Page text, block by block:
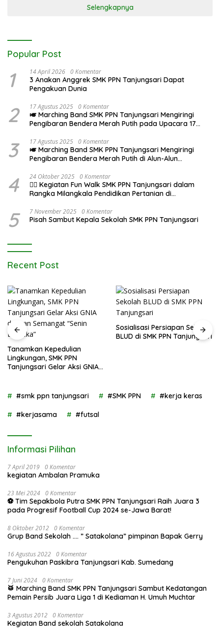
Selengkapnya
Popular Post
1 14 April 2026 0 Komentar
3 Anakan Anggrek SMK PPN Tanjungsari Dapat
Pengakuan Dunia
2 17 Agustus 2025 0 Komentar
🎺 Marching Band SMK PPN Tanjungsari Mengiringi
Pengibaran Bendera Merah Putih pada Upacara 17
3 17 Agustus 2025 0 Komentar
🎺 Marching Band SMK PPN Tanjungsari Mengiringi
Pengibaran Bendera Merah Putih di Alun-Alun
4 24 Oktober 2025 0 Komentar
🚶‍♂️ Kegiatan Fun Walk SMK PPN Tanjungsari dalam
Rangka Milangkala Pendidikan Pertanian di
5 7 November 2025 0 Komentar
Pisah Sambut Kepala Sekolah SMK PPN Tanjungsari
Recent Post
Sosialisasi Persiapan Sekolah
BLUD di SMK PPN Tanjungsari
#smk ppn tanjungsari
#SMK PPN #kerja keras
#kerjasama #futsal
Informasi Pilihan
7 April 2019 0 Komentar
kegiatan Ambalan Pramuka
23 Mei 2024 0 Komentar
⚽ Tim Sepakbola Putra SMK PPN Tanjungsari Raih Juara 3
pada Progresif Football Cup 2024 se-Jawa Barat!
8 Oktober 2012 0 Komentar
Grup Band Sekolah …. ” Satakolana” pimpinan Bapak Gerry
16 Agustus 2022 0 Komentar
Pengukuhan Paskibra Tanjungsari Kab. Sumedang
7 Juni 2024 0 Komentar
🥁 Marching Band SMK PPN Tanjungsari Sambut Kedatangan
Pemain Persib Juara Liga 1 di Kediaman H. Umuh Muchtar
3 Agustus 2012 0 Komentar
Kegiatan Band sekolah Satakolana